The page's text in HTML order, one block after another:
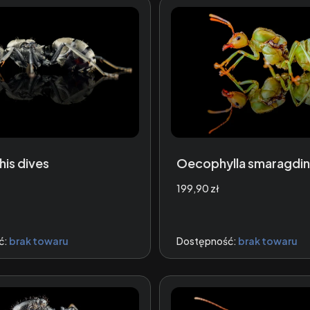
dives
brak towaru
Oecophylla
Cena
199,90 zł
Dostępność: brak towaru